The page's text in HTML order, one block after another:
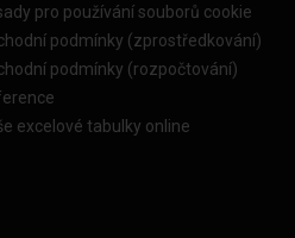
pro používání souborů cookie
podmínky (zprostředkování)
podmínky (rozpočtování)
excelové tabulky online